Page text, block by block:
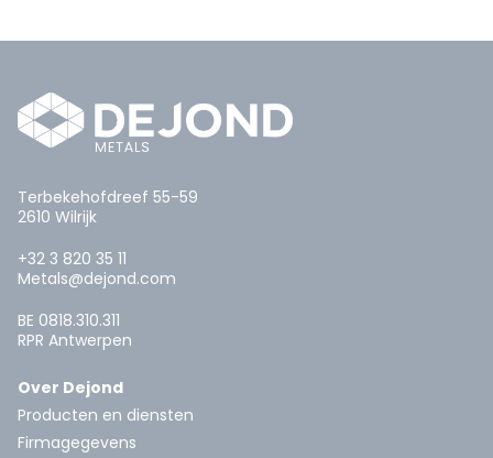
Terbekehofdreef 55-59
2610 Wilrijk
+32 3 820 35 11
Metals@dejond.com
BE 0818.310.311
RPR Antwerpen
Over Dejond
Producten en diensten
Firmagegevens